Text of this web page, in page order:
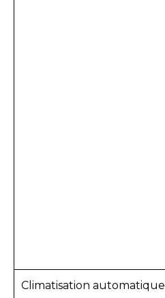
Climatisation automatique